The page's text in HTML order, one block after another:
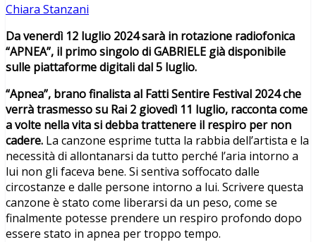
Chiara Stanzani
Da venerdì 12 luglio 2024 sarà in rotazione radiofonica
“APNEA”, il primo singolo di GABRIELE già disponibile
sulle piattaforme digitali dal 5 luglio.
“Apnea”, brano finalista al Fatti Sentire Festival 2024 che
verrà trasmesso su Rai 2 giovedì 11 luglio, racconta come
a volte nella vita si debba trattenere il respiro per non
cadere. La canzone esprime tutta la rabbia dell’artista e la
necessità di allontanarsi da tutto perché l’aria intorno a
lui non gli faceva bene. Si sentiva soffocato dalle
circostanze e dalle persone intorno a lui. Scrivere questa
canzone è stato come liberarsi da un peso, come se
finalmente potesse prendere un respiro profondo dopo
essere stato in apnea per troppo tempo.